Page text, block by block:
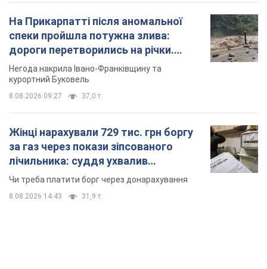
На Прикарпатті після аномальної
спеки пройшла потужна злива:
дороги перетворились на річки.
Відео
Негода накрила Івано-Франківщину та
курортний Буковель
8.08.2026 09:27 37,0 т.
Жінці нарахували 729 тис. грн боргу
за газ через покази зіпсованого
лічильника: суддя ухвалив
неочікуване рішення
Чи треба платити борг через донарахування
8.08.2026 14:43 31,9 т.